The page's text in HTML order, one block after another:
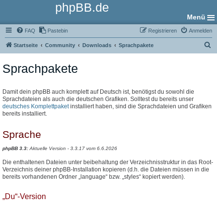
phpBB.de
Menü
FAQ Pastebin Anmelden
Registrieren
Startseite Community Downloads Sprachpakete
Sprachpakete
Damit dein phpBB auch komplett auf Deutsch ist, benötigst du sowohl die
Sprachdateien als auch die deutschen Grafiken. Solltest du bereits unser
deutsches Komplettpaketinstalliert haben, sind die Sprachdateien und Grafiken
bereits installiert.
Sprache
phpBB 3.3:Aktuelle Version - 3.3.17 vom 6.6.2026
Die enthaltenen Dateien unter beibehaltung der Verzeichnisstruktur in das Root-
Verzeichnis deiner phpBB-Installation kopieren (d.h. die Dateien müssen in die
bereits vorhandenen Ordner „language“ bzw. „styles“ kopiert werden).
„Du“-Version